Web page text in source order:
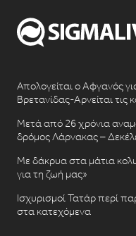
Απολογείται ο Αφγανός
Βρετανίδας-Αρνείται τις
Μετά από 26 χρόνια
δρόμος Λάρνακας –
Με δάκρυα στα μάτια
για τη ζωή μας»
Ισχυρισμοί Τατάρ περί
στα κατεχόμενα